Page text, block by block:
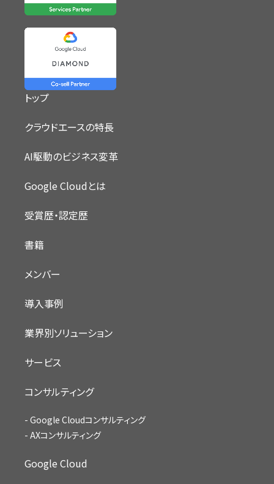
トップ
クラウドエースの特長
AI駆動のビジネス変革
Google Cloudとは
受賞歴・認定歴
書籍
メンバー
導入事例
業界別ソリューション
サービス
コンサルティング
Google Cloudコンサルティング
AXコンサルティング
Google Cloud